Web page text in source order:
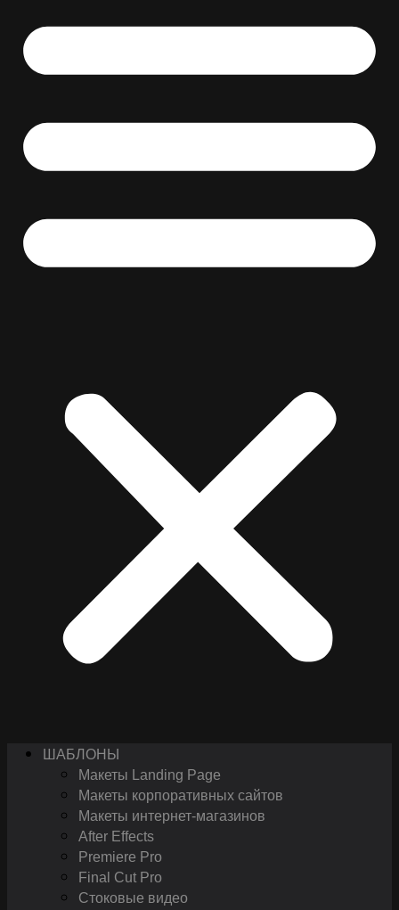
ШАБЛОНЫ
Макеты Landing Page
Макеты корпоративных сайтов
Макеты интернет-магазинов
After Effects
Premiere Pro
Final Cut Pro
Стоковые видео